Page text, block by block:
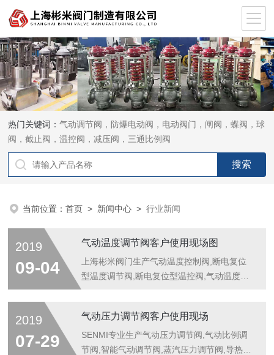
热门关键词：气动调节阀，防爆电动阀，电动阀门，闸阀，蝶阀，球
阀，截止阀，温控阀，减压阀，三通比例阀
当前位置：首页 > 新闻中心 >行业新闻
2019
09-04
气动温度调节阀客户使用现场图
上海彬米阀门生产气动温度控制阀,断电复位
型温度调节阀,断电复位型温控阀,气动温度调
上乘,价格优惠,欢迎订购!
2019
07-29
气动压力调节阀客户使用现场
SENMI专业生产气动压力调节阀,气动比例调
节阀,智能气动调节阀,蒸汽压力调节阀,导热油